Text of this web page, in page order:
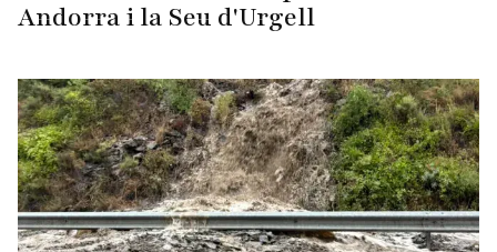
Andorra i la Seu d'Urgell